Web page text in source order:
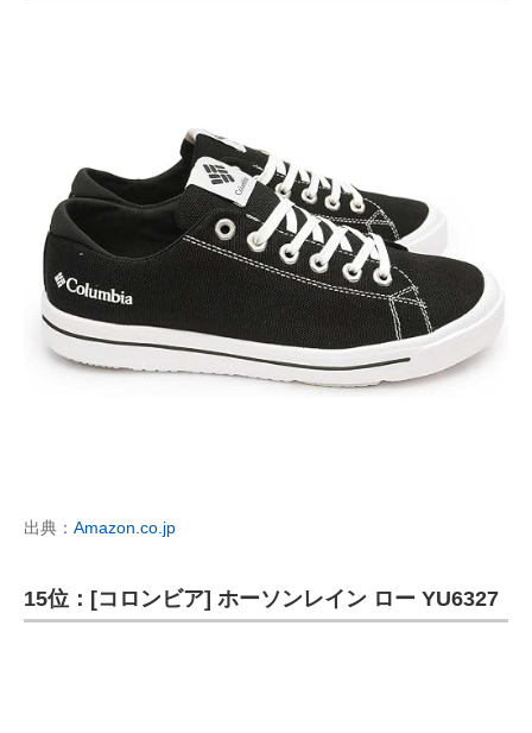
出典： Amazon.co.jp
15位：[コロンビア] ホーソンレイン ロー YU6327